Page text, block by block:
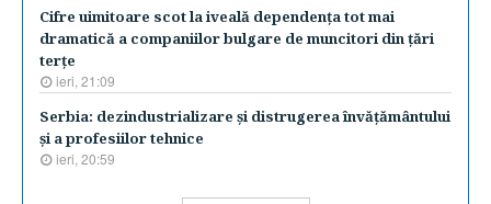
Cifre uimitoare scot la iveală dependenţa tot mai
dramatică a companiilor bulgare de muncitori din ţări
terţe
ieri, 21:09
Serbia: dezindustrializare şi distrugerea învăţământului
şi a profesiilor tehnice
ieri, 20:59